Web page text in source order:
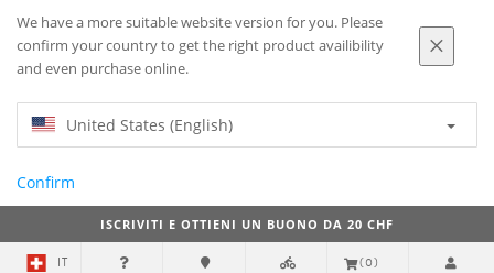
We have a more suitable website version for you. Please
confirm your country to get the right product availibility
and even purchase online.
United States (English)
Confirm
ISCRIVITI E OTTIENI UN BUONO DA 20 CHF
IT (0)